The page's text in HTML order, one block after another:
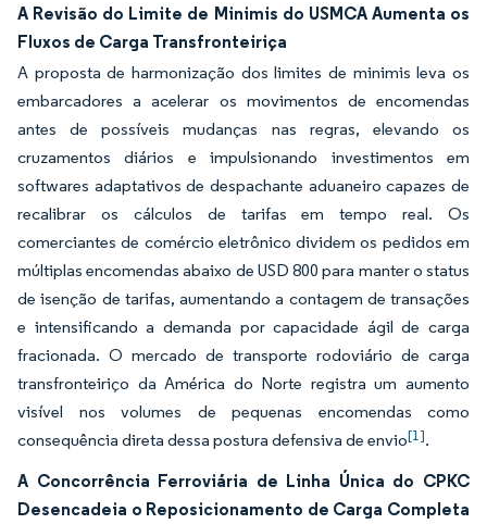
A Revisão do Limite de Minimis do USMCA Aumenta os
Fluxos de Carga Transfronteiriça
A proposta de harmonização dos limites de minimis leva os
embarcadores a acelerar os movimentos de encomendas
antes de possíveis mudanças nas regras, elevando os
cruzamentos diários e impulsionando investimentos em
softwares adaptativos de despachante aduaneiro capazes de
recalibrar os cálculos de tarifas em tempo real. Os
comerciantes de comércio eletrônico dividem os pedidos em
múltiplas encomendas abaixo de USD 800 para manter o status
de isenção de tarifas, aumentando a contagem de transações
e intensificando a demanda por capacidade ágil de carga
fracionada. O mercado de transporte rodoviário de carga
transfronteiriço da América do Norte registra um aumento
visível nos volumes de pequenas encomendas como
consequência direta dessa postura defensiva de envio[1].
A Concorrência Ferroviária de Linha Única do CPKC
Desencadeia o Reposicionamento de Carga Completa